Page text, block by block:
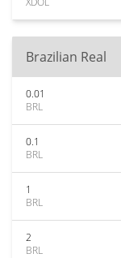
Brazilian Real
0.01
BRL
0.1
BRL
1
BRL
2
BRL